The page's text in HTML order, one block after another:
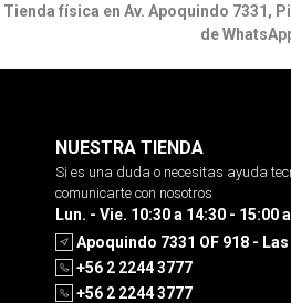
Tienda física en Av. Apoquindo 7331,
de
NUESTRA TIENDA
Si es una duda o necesitas ayuda
comunicarte con nosotros
Lun. - Vie. 10:30 a 14:30 - 15:00
Apoquindo 7331 OF 918 -
+56 2 2244 3777
+56 2 2244 3777